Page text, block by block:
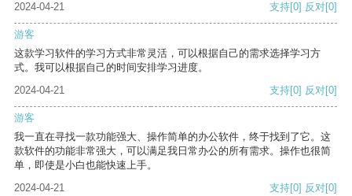
2024-04-21 支持[0] 反对[0]
游客
这款学习软件的学习方式非常灵活，可以根据自己的需求选择学习方
式。我可以根据自己的时间安排学习进度。
2024-04-21
支持[0] 反对[0]
游客
我一直在寻找一款功能强大、操作简单的办公软件，终于找到了它。这
款软件的功能非常强大，可以满足我日常办公的所有需求。操作也很简
单，即使是小白也能快速上手。
2024-04-21
支持[0] 反对[0]